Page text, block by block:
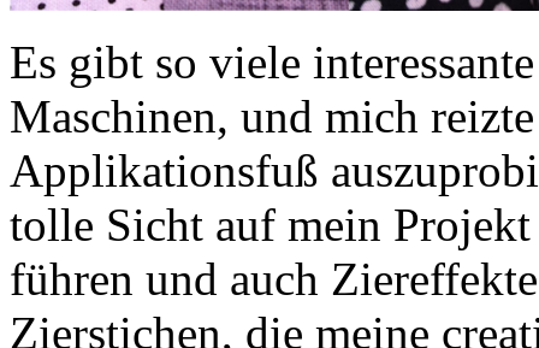
Es gibt so viele
Maschinen, und mich
Applikationsfuß
tolle Sicht auf mein
führen und auch
Zierstichen, die meine